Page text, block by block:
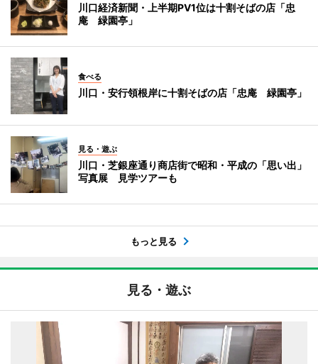
川口経済新聞・上半期PV1位は十割そばの店「忠
庵 緑園亭」
食べる
川口・安行領根岸に十割そばの店「忠庵 緑園亭」
見る・遊ぶ
川口・芝銀座通り商店街で昭和・平成の「思い出」
写真展 見学ツアーも
もっと見る
見る・遊ぶ